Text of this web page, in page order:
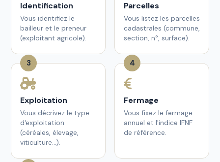
Identification
Vous identifiez le
bailleur et le preneur
(exploitant agricole).
Parcelles
Vous listez les parcelles
cadastrales (commune,
section, n°, surface).
3
Exploitation
Vous décrivez le type
d'exploitation
(céréales, élevage,
viticulture…).
4
Fermage
Vous fixez le fermage
annuel et l'indice IFNF
de référence.